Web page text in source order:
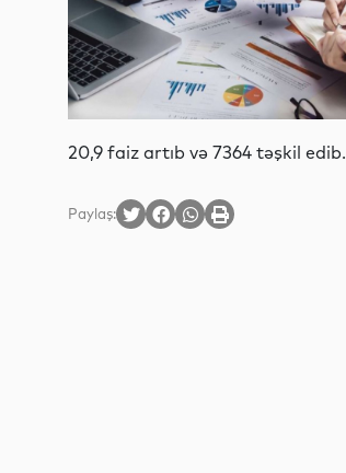
20,9 faiz artıb və 7364 təşkil edib.
Paylaş: